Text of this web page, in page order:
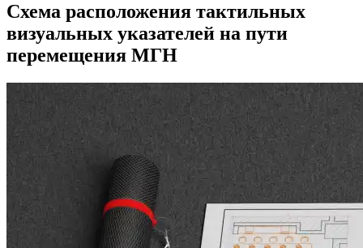
Схема расположения тактильных
визуальных указателей на пути
перемещения МГН